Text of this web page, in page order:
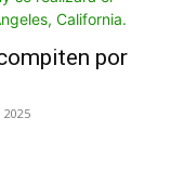
por